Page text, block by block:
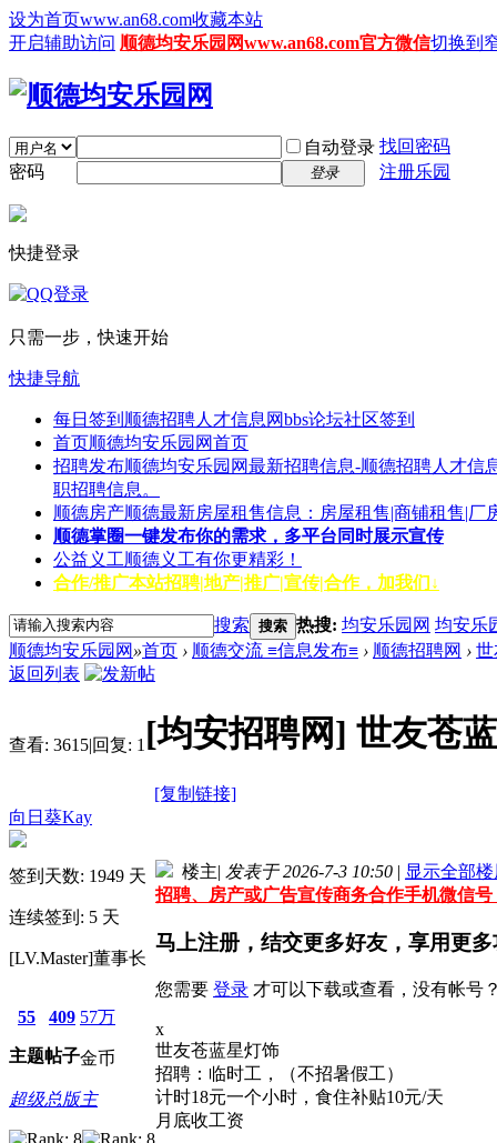
设为首页www.an68.com收藏本站
开启辅助访问 顺德均安乐园网www.an68.com官方微信切换到
自动登录 找回密码
密码
登录 注册乐园
快捷登录
只需一步，快速开始
快捷导航
每日签到 顺德招聘人才信息网bbs论坛社区签到
首页顺德均安乐园网首页
招聘发布顺德均安乐园网最新招聘信息-顺德招聘人才信
职招聘信息。
顺德房产顺德最新房屋租售信息：房屋租售|商铺租售|厂
顺德掌圈一键发布你的需求，多平台同时展示宣传
公益义工顺德义工有你更精彩！
合作/推广本站招聘|地产|推广|宣传|合作，加我们↓
搜索 搜索 热搜: 均安乐园网 均安乐
顺德均安乐园网 »首页 › 顺德交流 ≡信息发布≡ › 顺德招聘网 › 世
返回列表
查看: 3615|回复: 1 [均安招聘网] 世友苍
[复制链接]
向日葵Kay
签到天数: 1949 天
连续签到: 5 天
[LV.Master]董事长
55
主题
409
帖子
57万
金币
超级总版主
楼主| 发表于 2026-7-3 10:50 | 显示全部
招聘、房产或广告宣传商务合作手机微信号
马上注册，结交更多好友，享用更
您需要 登录 才可以下载或查看，没有帐号
x
世友苍蓝星灯饰
招聘：临时工，（不招暑假工）
计时18元一个小时，食住补贴10元/天
月底收工资